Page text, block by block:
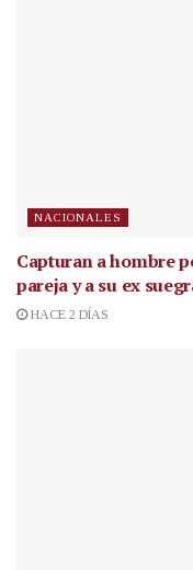
NACIONALES
Capturan a hombre
pareja y a su ex
HACE 2 DÍAS